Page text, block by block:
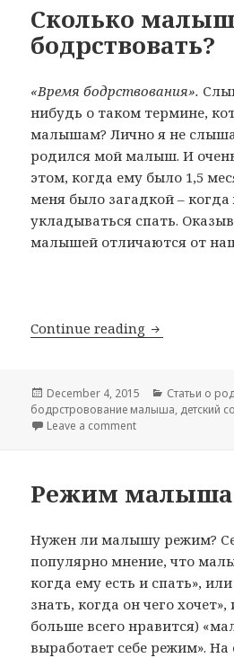
Сколько
бодрствовать?
«Время бодрствования».
нибудь о таком термине,
малышам? Лично я не
родился мой малыш. И
этом, когда ему было 1,5
меня было загадкой –
укладываться спать.
малышей отличаются от
Continue reading Сколько
Posted
on
December 4, 2015 Categories
Статьи о
бодрстровование малыша, детский
Leave a commenton Сколько
Режим малыша
Нужен ли малышу режим?
популярно мнение, что
когда ему есть и спать»,
знать, когда он чего
больше всего нравится)
выработает себе режим».